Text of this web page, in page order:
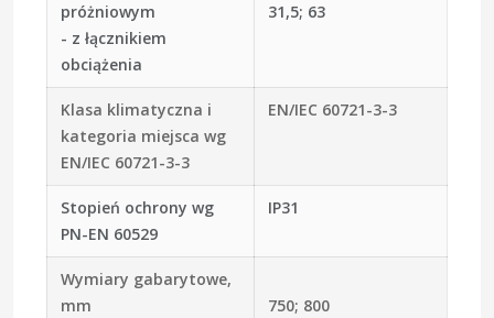
próżniowym
- z łącznikiem
obciążenia
31,5; 63
Klasa klimatyczna i
kategoria miejsca wg
EN/IEC 60721-3-3
EN/IEC 60721-3-3
Stopień ochrony wg
PN-EN 60529
IP31
Wymiary gabarytowe,
mm
750; 800